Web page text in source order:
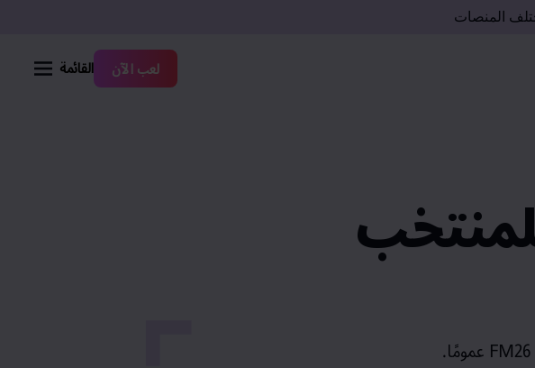
المنصات
لعب الآن القائمة
FM26عمومًا.